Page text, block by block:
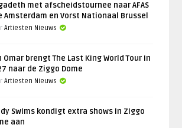
met afscheidstournee naar AFAS
Amsterdam en Vorst Nationaal Brussel
Artiesten Nieuws
Omar brengt The Last King World Tour in
naar de Ziggo Dome
Artiesten Nieuws
Swims kondigt extra shows in Ziggo
aan